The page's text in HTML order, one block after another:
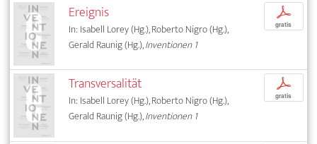
Ereignis
In: Isabell Lorey (Hg.), Roberto Nigro (Hg.),
Gerald Raunig (Hg.),Inventionen 1
p
gratis
Transversalität
In: Isabell Lorey (Hg.), Roberto Nigro (Hg.),
Gerald Raunig (Hg.),Inventionen 1
p
gratis